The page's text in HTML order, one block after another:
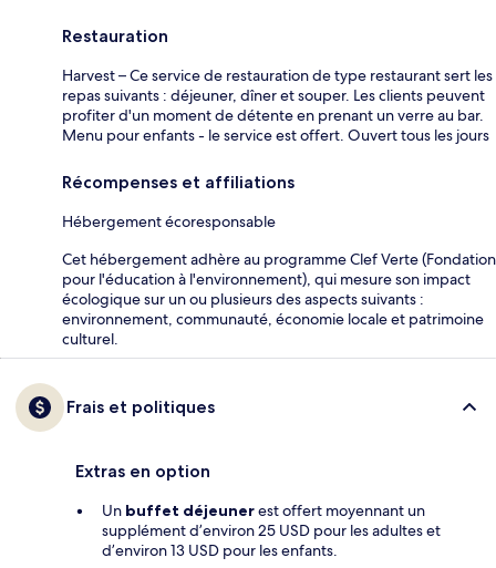
Restauration
Harvest – Ce service de restauration de type restaurant sert les
repas suivants : déjeuner, dîner et souper. Les clients peuvent
profiter d'un moment de détente en prenant un verre au bar.
Menu pour enfants - le service est offert. Ouvert tous les jours
Récompenses et affiliations
Hébergement écoresponsable
Cet hébergement adhère au programme Clef Verte (Fondation
pour l'éducation à l'environnement), qui mesure son impact
écologique sur un ou plusieurs des aspects suivants :
environnement, communauté, économie locale et patrimoine
culturel.
Frais et politiques
Extras en option
Un buffet déjeunerest offert moyennant un
supplément d’environ 25 USD pour les adultes et
d’environ 13 USD pour les enfants.